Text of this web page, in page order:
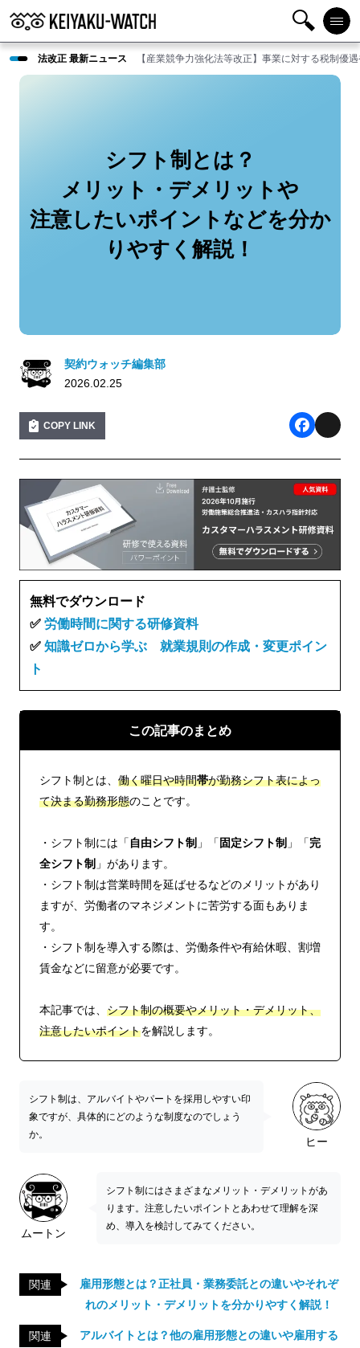
検
索
メニ
ュー
法改正 最新ニュース 【産業競争力強化法等改正】事業に対する税制優
シフト制とは？
メリット・デメリットや
注意したいポイントなどを分か
りやすく解説！
契約ウォッチ編集部
2026.02.25
COPY LINK
a
c
e
b
o
無料でダウンロード
✅ 労働時間に関する研修資料
✅ 知識ゼロから学ぶ 就業規則の作成・変更ポイン
ト
この記事のまとめ
シフト制とは、 働く曜日や時間帯が勤務シフト表によっ
て決まる勤務形態のことです。
・シフト制には「自由シフト制 」「固定シフト制 」「完
全シフト制 」があります。
・シフト制は営業時間を延ばせるなどのメリットがあり
ますが、労働者のマネジメントに苦労する面もありま
す。
・シフト制を導入する際は、労働条件や有給休暇、割増
賃金などに留意が必要です。
本記事では、 シフト制の概要やメリット・デメリット、
注意したいポイントを解説します。
ヒー
シフト制は、アルバイトやパートを採用しやすい印
象ですが、具体的にどのような制度なのでしょう
か。
ムートン
シフト制にはさまざまなメリット・デメリットがあ
ります。注意したいポイントとあわせて理解を深
め、導入を検討してみてください。
関連
雇用形態とは？正社員・業務委託との違いやそれぞ
れのメリット・デメリットを分かりやすく解説！
関連
アルバイトとは？他の雇用形態との違いや雇用する